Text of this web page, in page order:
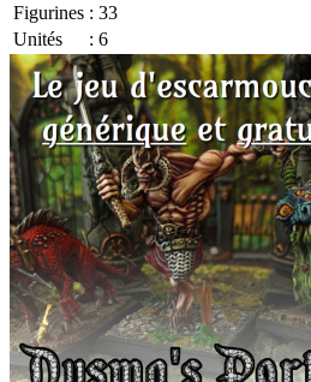
Figurines : 33
Unités
: 6